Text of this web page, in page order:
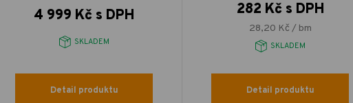
4 999 Kč s DPH
SKLADEM
Detail produktu
282 Kč s DPH
28,20 Kč / bm
SKLADEM
Detail produktu